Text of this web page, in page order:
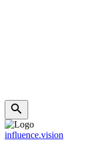
influence.vision